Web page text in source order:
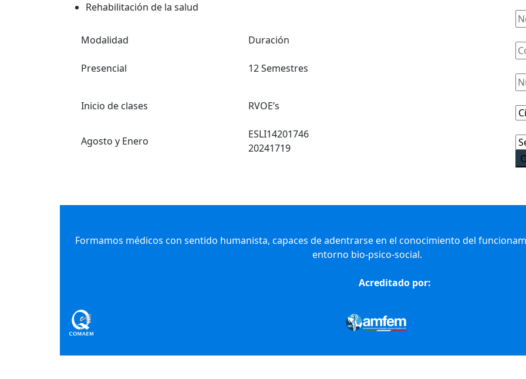
Rehabilitación de la salud
Modalidad
Presencial
Duración
12 Semestres
Inicio de clases
Agosto y Enero
RVOE’s
ESLI14201746
20241719
Formamos médicos con sentido humanista, capaces de adentrarse en el conocimiento del
entorno bio-psico-social.
Acreditado por: